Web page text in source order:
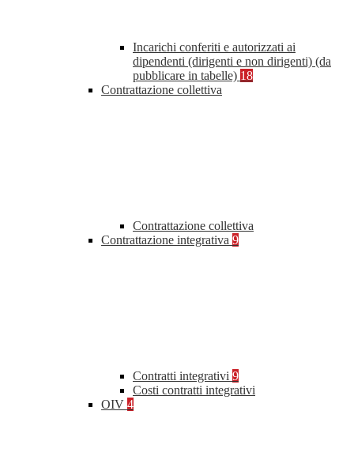
Incarichi conferiti e autorizzati ai
dipendenti (dirigenti e non dirigenti) (da
pubblicare in tabelle) 18
Contrattazione collettiva
Contrattazione collettiva
Contrattazione integrativa 9
Contratti integrativi 9
Costi contratti integrativi
OIV 4